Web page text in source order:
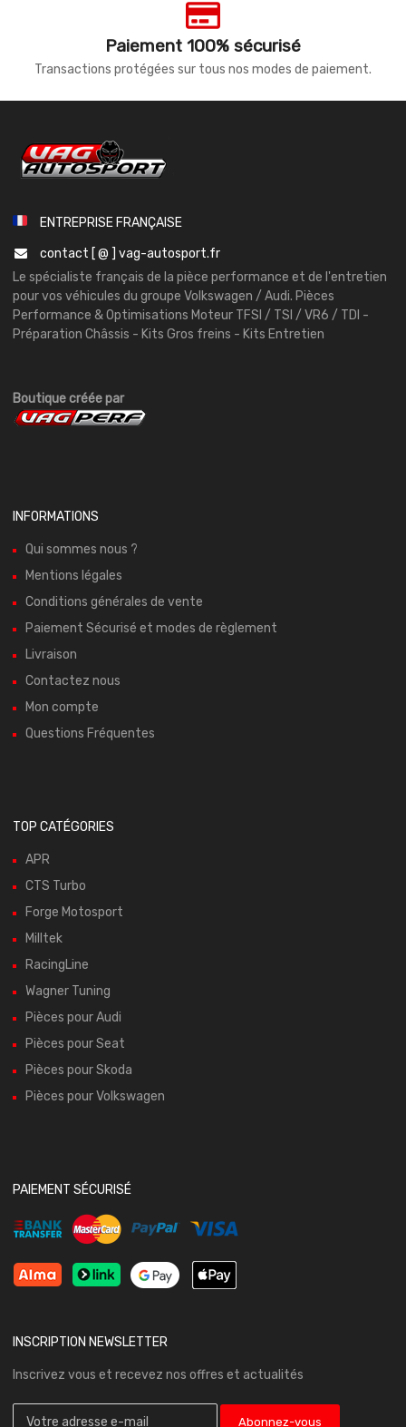
Paiement 100% sécurisé
Transactions protégées sur tous nos modes de paiement.
ENTREPRISE FRANÇAISE
contact [ @ ] vag-autosport.fr
Le spécialiste français de la pièce performance et de l'entretien
pour vos véhicules du groupe Volkswagen / Audi. Pièces
Performance & Optimisations Moteur TFSI / TSI / VR6 / TDI -
Préparation Châssis - Kits Gros freins - Kits Entretien
Boutique créée par
INFORMATIONS
Qui sommes nous ?
Mentions légales
Conditions générales de vente
Paiement Sécurisé et modes de règlement
Livraison
Contactez nous
Mon compte
Questions Fréquentes
TOP CATÉGORIES
APR
CTS Turbo
Forge Motosport
Milltek
RacingLine
Wagner Tuning
Pièces pour Audi
Pièces pour Seat
Pièces pour Skoda
Pièces pour Volkswagen
PAIEMENT SÉCURISÉ
INSCRIPTION NEWSLETTER
Inscrivez vous et recevez nos offres et actualités